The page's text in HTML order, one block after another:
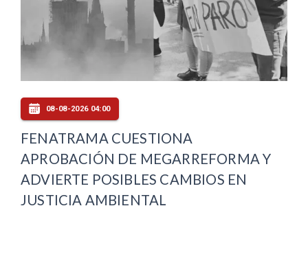
08-08-2026 04:00
FENATRAMA CUESTIONA
APROBACIÓN DE MEGARREFORMA Y
ADVIERTE POSIBLES CAMBIOS EN
JUSTICIA AMBIENTAL